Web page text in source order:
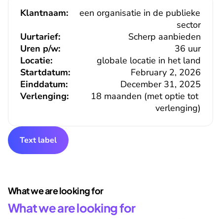
Klantnaam:
een organisatie in de publieke
sector
Uurtarief:
Scherp aanbieden
36 uur
Uren p/w:
Locatie:
globale locatie in het land
Verlenging:
18 maanden (met optie tot
verlenging)
Einddatum: December 31, 2025
Startdatum: February 2, 2026
Text label
What we are looking for
What we are looking for